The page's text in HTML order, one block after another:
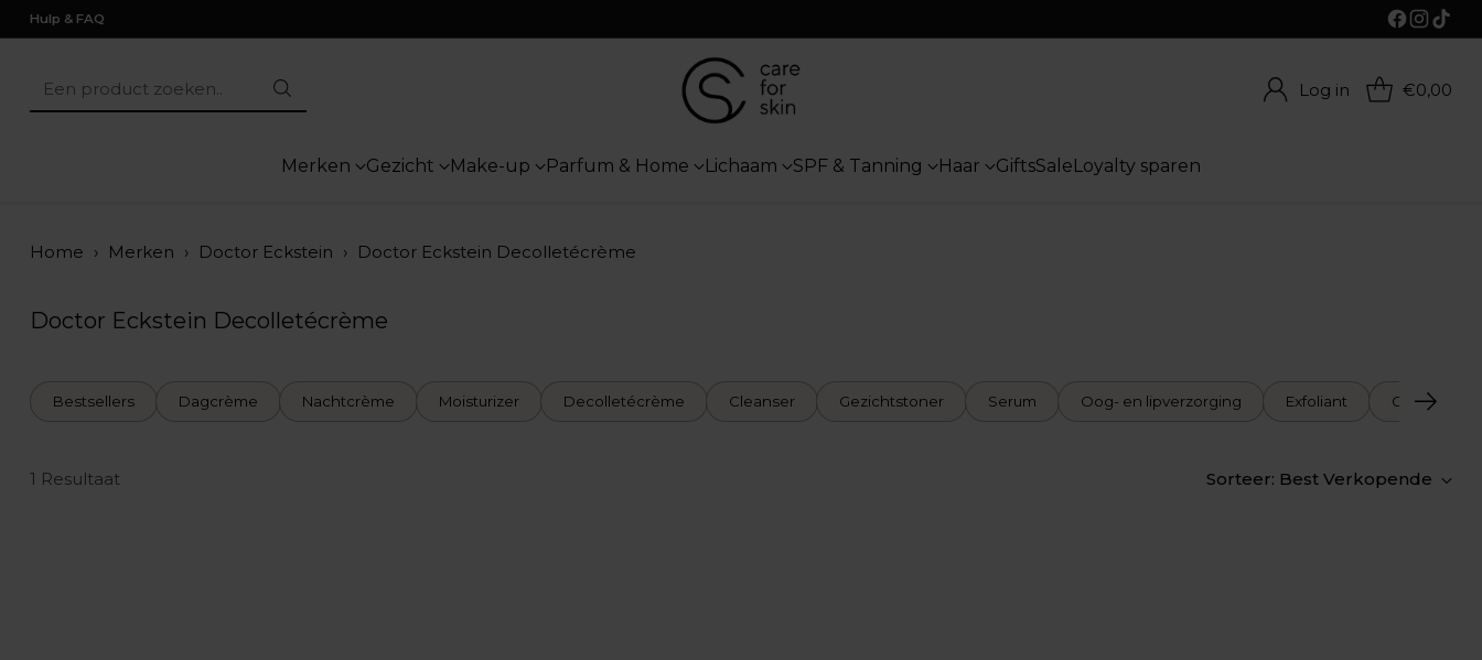
Hulp & FAQ
Een product zoeken.. Log in €0,00
Merken Gezicht Make-up Parfum & Home Lichaam SPF & Tanning Haar GiftsSaleLoyalty sparen
Home › Merken › Doctor Eckstein › Doctor Eckstein Decolletécrème
Doctor Eckstein Decolletécrème
Bestsellers Dagcrème Nachtcrème Moisturizer Decolletécrème Cleanser Gezichtstoner Serum Oog- en lipverzorging Exfoliant
1 Resultaat Sorteer: Best Verkopende